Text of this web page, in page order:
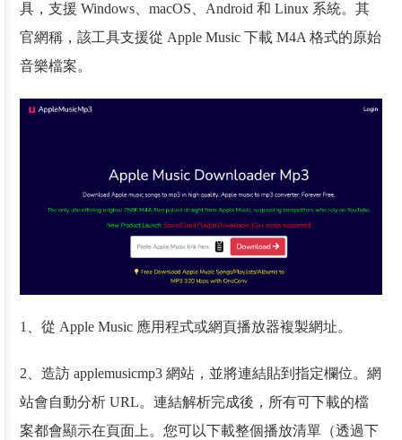
具，支援 Windows、macOS、Android 和 Linux 系統。其
官網稱，該工具支援從 Apple Music 下載 M4A 格式的原始
音樂檔案。
1、從 Apple Music 應用程式或網頁播放器複製網址。
2、造訪 applemusicmp3 網站，並將連結貼到指定欄位。網
站會自動分析 URL。連結解析完成後，所有可下載的檔
案都會顯示在頁面上。您可以下載整個播放清單（透過下